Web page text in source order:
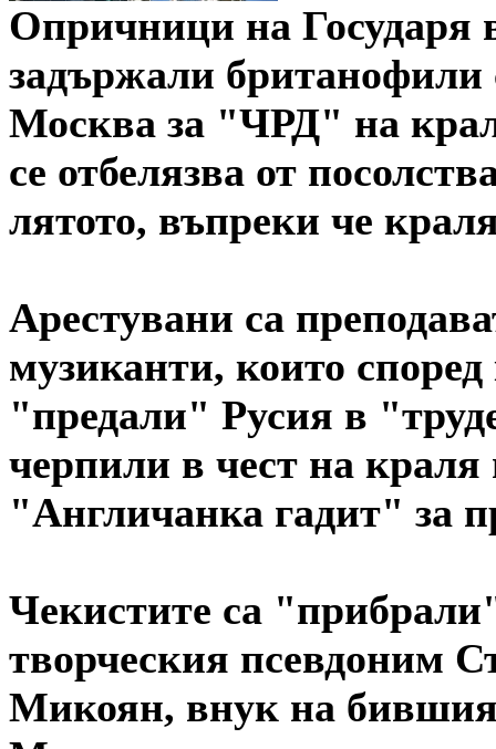
Опричници на
задържали британофили
Москва за "ЧРД" на
се отбелязва от
лятото, въпреки че
Арестувани са
музиканти, които
"предали" Русия в
черпили в чест на
"Англичанка гадит" за
Чекистите са
творческия псевдоним
Микоян, внук на